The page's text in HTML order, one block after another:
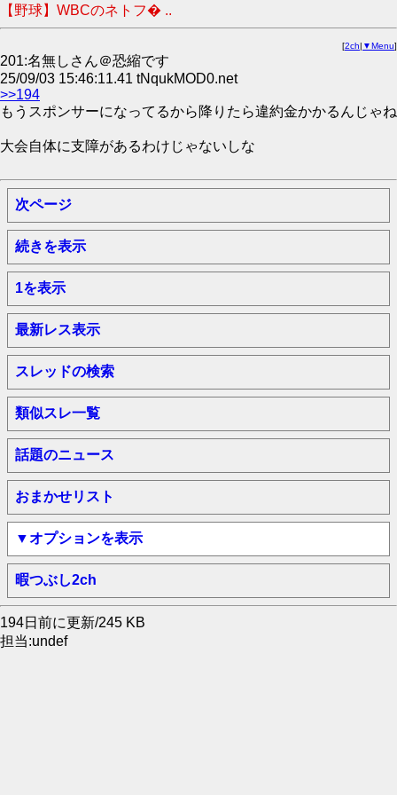
【野球】WBCのネトフ� ..
[2ch| ▼Menu]
201:名無しさん＠恐縮です
25/09/03 15:46:11.41 tNqukMOD0.net
>>194
もうスポンサーになってるから降りたら違約金かかるんじゃね
大会自体に支障があるわけじゃないしな
次ページ
続きを表示
1を表示
最新レス表示
スレッドの検索
類似スレ一覧
話題のニュース
おまかせリスト
▼オプションを表示
暇つぶし2ch
194日前に更新/245 KB
担当:undef